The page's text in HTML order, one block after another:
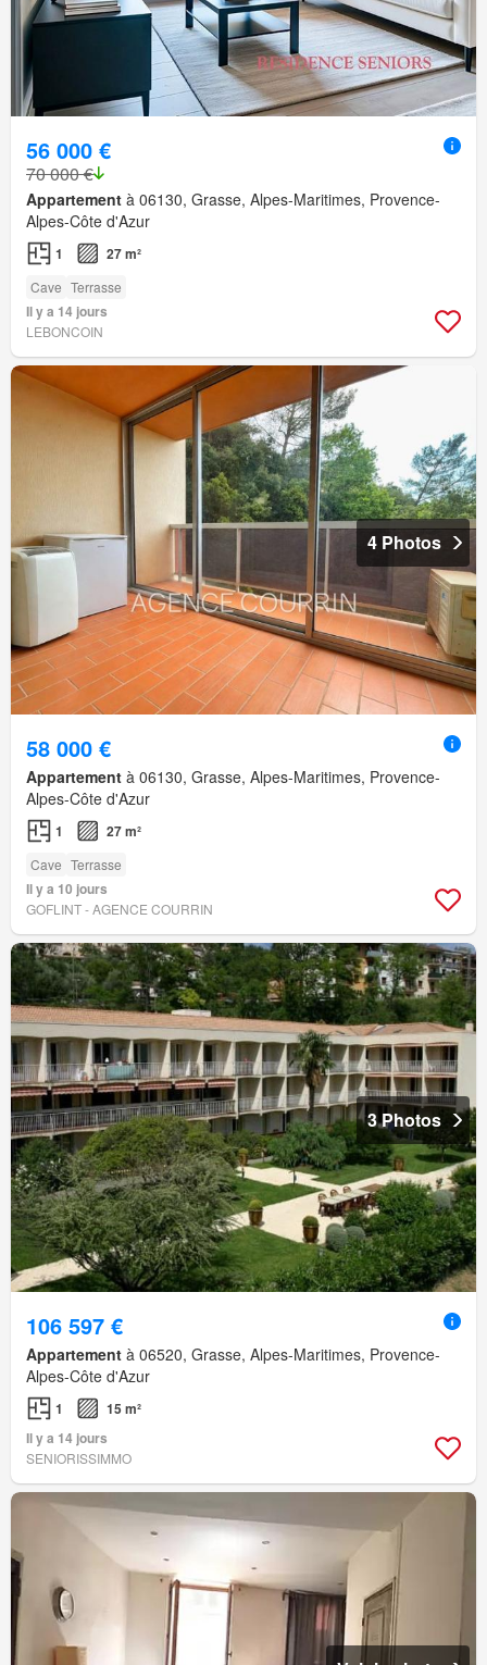
56 000 €
70 000 €
Appartement à 06130, Grasse, Alpes-Maritimes, Provence-
Alpes-Côte d'Azur
1 27 m²
Cave Terrasse
Il y a 14 jours
LEBONCOIN
4 Photos
58 000 €
Appartement à 06130, Grasse, Alpes-Maritimes, Provence-
Alpes-Côte d'Azur
1 27 m²
Cave Terrasse
Il y a 10 jours
GOFLINT - AGENCE COURRIN
3 Photos
106 597 €
Appartement à 06520, Grasse, Alpes-Maritimes, Provence-
Alpes-Côte d'Azur
1
15 m²
Il y a 14 jours
SENIORISSIMMO